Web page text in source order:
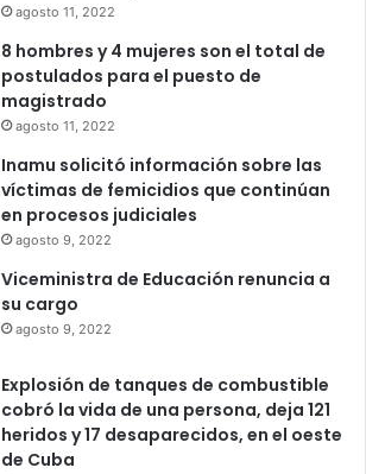
agosto 11, 2022
8 hombres y 4 mujeres son el total de
postulados para el puesto de
magistrado
agosto 11, 2022
Inamu solicitó información sobre las
víctimas de femicidios que continúan
en procesos judiciales
agosto 9, 2022
Viceministra de Educación renuncia a
su cargo
agosto 9, 2022
Explosión de tanques de combustible
cobró la vida de una persona, deja 121
heridos y 17 desaparecidos, en el oeste
de Cuba